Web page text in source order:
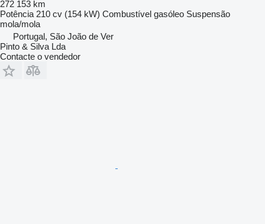
272 153 km
Potência 210 cv (154 kW) Combustível gasóleo Suspensão
mola/mola
Portugal, São João de Ver
Pinto & Silva Lda
Contacte o vendedor